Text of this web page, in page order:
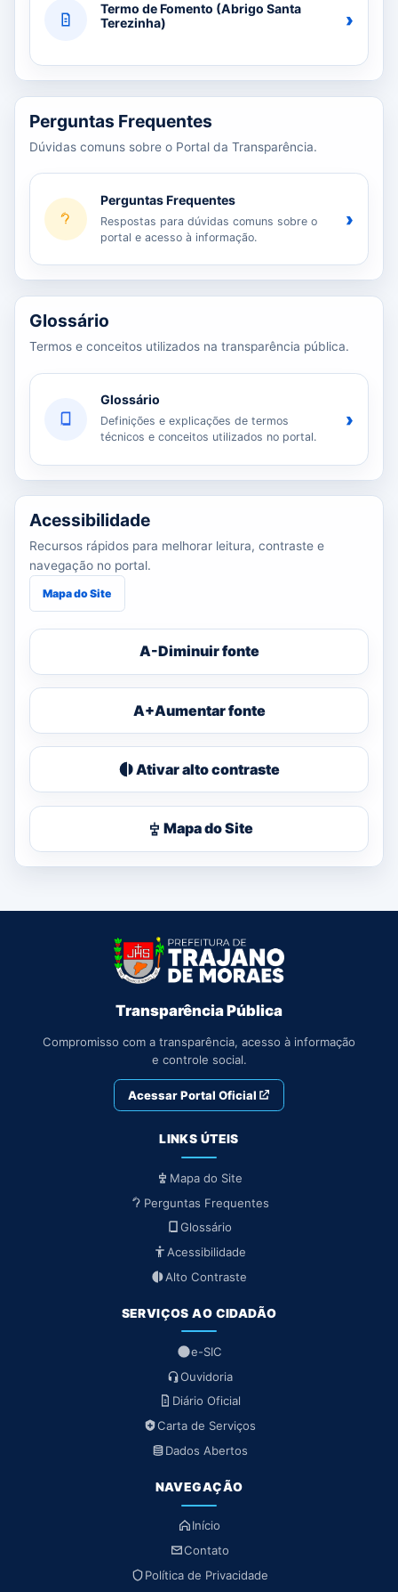
Termo de Fomento (Abrigo Santa
Terezinha)
›
Perguntas Frequentes
Dúvidas comuns sobre o Portal da Transparência.
Perguntas Frequentes
Respostas para dúvidas comuns sobre o
portal e acesso à informação.
›
Glossário
Termos e conceitos utilizados na transparência pública.
Glossário
Definições e explicações de termos
técnicos e conceitos utilizados no portal.
›
Acessibilidade
Recursos rápidos para melhorar leitura, contraste e
navegação no portal.
Mapa do Site
A-Diminuir fonte
A+Aumentar fonte
Ativar alto contraste
Mapa do Site
Transparência Pública
Compromisso com a transparência, acesso à informação
e controle social.
Acessar Portal Oficial
LINKS ÚTEIS
Mapa do Site
Perguntas Frequentes
Glossário
Acessibilidade
Alto Contraste
SERVIÇOS AO CIDADÃO
e-SIC
Ouvidoria
Diário Oficial
Carta de Serviços
Dados Abertos
NAVEGAÇÃO
Início
Contato
Política de Privacidade